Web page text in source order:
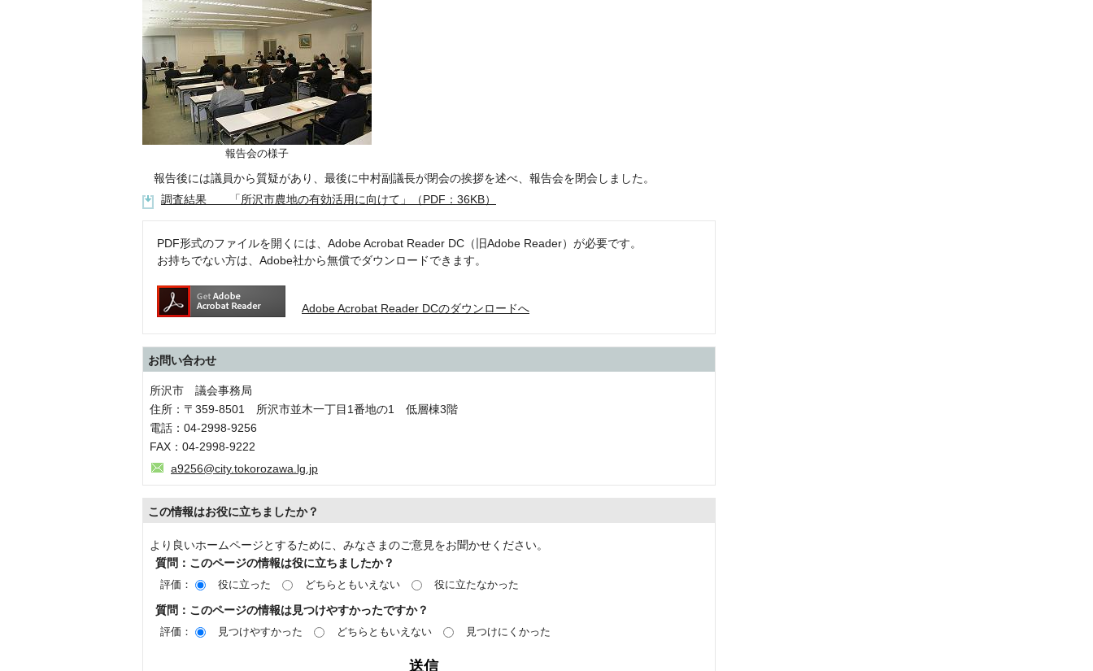
報告会の様子
報告後には議員から質疑があり、最後に中村副議長が閉会の挨拶を述べ、報告会を閉会しました。
調査結果 「所沢市農地の有効活用に向けて」（PDF：36KB）
PDF形式のファイルを開くには、Adobe Acrobat Reader DC（旧Adobe Reader）が必要です。
お持ちでない方は、Adobe社から無償でダウンロードできます。
Adobe Acrobat Reader DCのダウンロードへ
お問い合わせ
所沢市 議会事務局
住所：〒359-8501 所沢市並木一丁目1番地の1 低層棟3階
電話：04-2998-9256
FAX：04-2998-9222
a9256@city.tokorozawa.lg.jp
この情報はお役に立ちましたか？
より良いホームページとするために、みなさまのご意見をお聞かせください。
質問：このページの情報は役に立ちましたか？
評価： 役に立った どちらともいえない 役に立たなかった
質問：このページの情報は見つけやすかったですか？
評価： 見つけやすかった どちらともいえない 見つけにくかった